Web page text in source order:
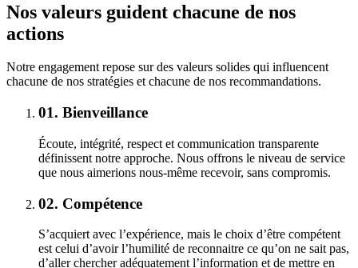
Nos valeurs guident chacune de nos
actions
Notre engagement repose sur des valeurs solides qui influencent
chacune de nos stratégies et chacune de nos recommandations.
01. Bienveillance
Écoute, intégrité, respect et communication transparente
définissent notre approche. Nous offrons le niveau de service
que nous aimerions nous-même recevoir, sans compromis.
02. Compétence
S’acquiert avec l’expérience, mais le choix d’être compétent
est celui d’avoir l’humilité de reconnaitre ce qu’on ne sait pas,
d’aller chercher adéquatement l’information et de mettre en